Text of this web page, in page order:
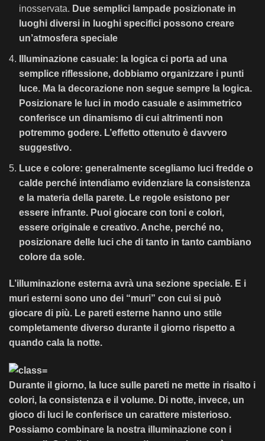
inosservata. Due semplici lampade posizionate in
luoghi diversi in luoghi specifici possono creare
un’atmosfera speciale
Illuminazione casuale: la logica ci porta ad una
semplice riflessione, dobbiamo organizzare i punti
luce. Ma la decorazione non segue sempre la logica.
Posizionare le luci in modo casuale e asimmetrico
conferisce un dinamismo di cui altrimenti non
potremmo godere. L’effetto ottenuto è davvero
suggestivo.
Luce e colore: generalmente scegliamo luci fredde o
calde perché intendiamo evidenziare la consistenza
e la materia della parete. Le regole esistono per
essere infrante. Puoi giocare con toni e colori,
essere originale e creativo. Anche, perché no,
posizionare delle luci che di tanto in tanto cambiano
colore da sole.
L’illuminazione esterna avrà una sezione speciale. E i
muri esterni sono uno dei “muri” con cui si può
giocare di più. Le pareti esterne hanno uno stile
completamente diverso durante il giorno rispetto a
quando cala la notte.
Durante il giorno, la luce sulle pareti ne mette in risalto i
colori, la consistenza e il volume. Di notte, invece, un
gioco di luci le conferisce un carattere misterioso.
Possiamo combinare la nostra illuminazione con i